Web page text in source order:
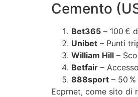
Cemento
Bet365 – 100 €
Unibet – Punti
William Hill –
Betfair –
888sport – 50
Ecprnet, come sito di